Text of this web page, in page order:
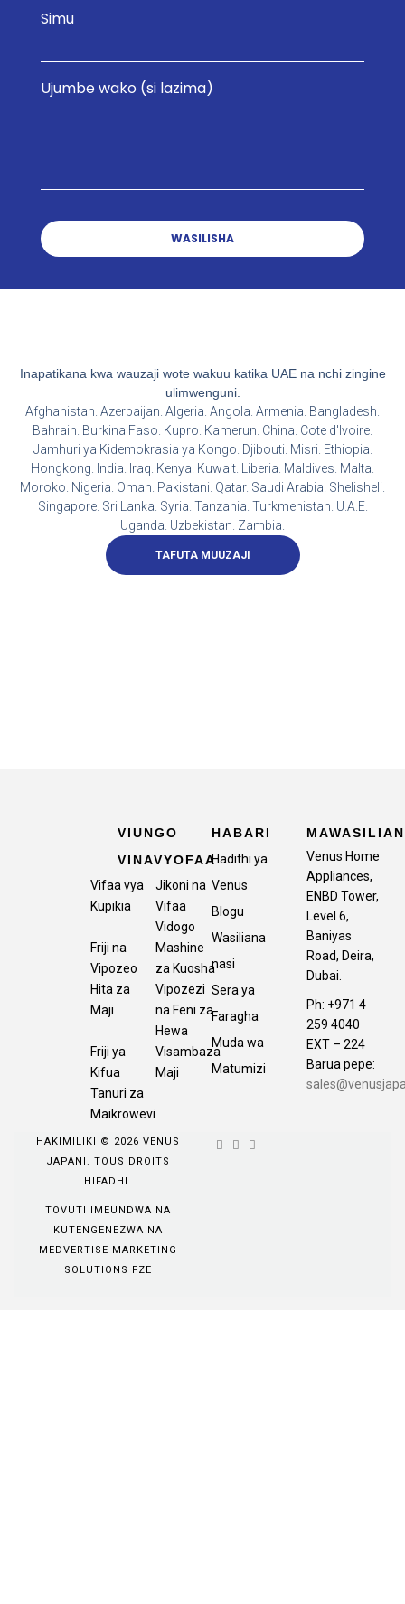
Simu
Ujumbe wako (si lazima)
Inapatikana kwa wauzaji wote wakuu katika UAE na nchi zingine
ulimwenguni.
Afghanistan. Azerbaijan. Algeria. Angola. Armenia. Bangladesh.
Bahrain. Burkina Faso. Kupro. Kamerun. China. Cote d'Ivoire.
Jamhuri ya Kidemokrasia ya Kongo. Djibouti. Misri. Ethiopia.
Hongkong. India. Iraq. Kenya. Kuwait. Liberia. Maldives. Malta.
Moroko. Nigeria. Oman. Pakistani. Qatar. Saudi Arabia. Shelisheli.
Singapore. Sri Lanka. Syria. Tanzania. Turkmenistan. U.A.E.
Uganda. Uzbekistan. Zambia.
TAFUTA MUUZAJI
VIUNGO
VINAVYOFAA
Vifaa vya
Kupikia
Jikoni na
Vifaa
Vidogo
Friji na
Vipozeo
Mashine
za Kuosha
Hita za
Maji
Vipozezi
na Feni za
Hewa
Friji ya
Kifua
Visambaza
Maji
Tanuri za
Maikrowevi
HABARI
Hadithi ya
Venus
Blogu
Wasiliana
nasi
Sera ya
Faragha
Muda wa
Matumizi
Venus Home
Appliances,
ENBD Tower,
Level 6,
Baniyas
Road, Deira,
Dubai.
Ph: +971 4
259 4040
EXT – 224
Barua pepe:
HAKIMILIKI © 2026 VENUS
JAPANI. TOUS DROITS
HIFADHI.
TOVUTI IMEUNDWA NA
KUTENGENEZWA NA
MEDVERTISE MARKETING
SOLUTIONS FZE